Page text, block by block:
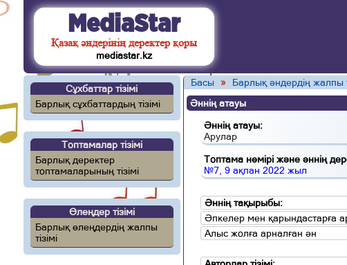
MediaStar
Қазақ әндерінің деректер қоры
mediastar.kz
Сұхбаттар тізімі
Барлық сұхбаттардың тізімі
Топтамалар тізімі
Барлық деректер
топтамаларының тізімі
Өлеңдер тізімі
Барлық өлеңдердің жалпы
тізімі
Басы » Барлық әндердің жалпы
Әннің атауы
Әннің атауы:
Арулар
Топтама нөмірі және әннің
№7, 9 ақпан 2022 жыл
Әннің тақырыбы:
Әпкелер мен қарындастарға
Алыс жолға арналған ән